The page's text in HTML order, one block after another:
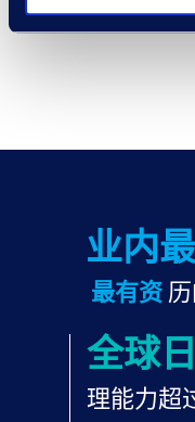
业内
最有资
全球
理能力超